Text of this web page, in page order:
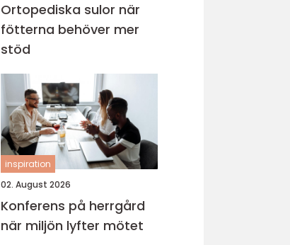
Ortopediska sulor när
fötterna behöver mer
stöd
inspiration
02. August 2026
Konferens på herrgård
när miljön lyfter mötet